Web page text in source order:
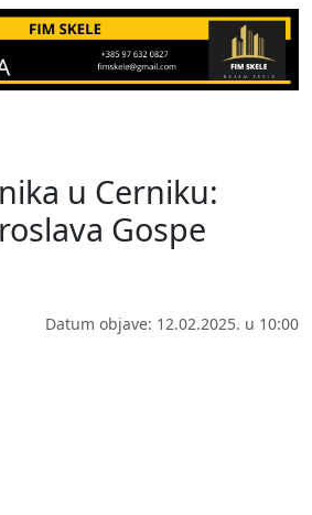
u Cerniku:
Gospe
Datum objave: 12.02.2025. u 10:00